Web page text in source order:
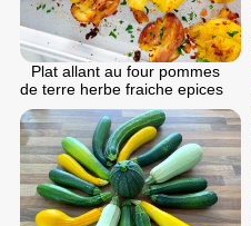
Plat allant au four pommes
de terre herbe fraiche epices